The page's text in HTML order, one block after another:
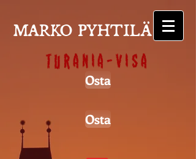
MARKO PYHTILÄ
Turania-visa
Osta
Osta